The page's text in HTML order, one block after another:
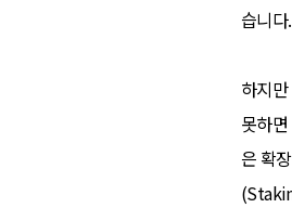
습니
하지
못하
은 확